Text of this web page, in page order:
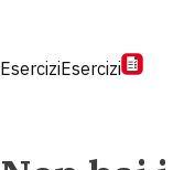
EserciziEsercizi